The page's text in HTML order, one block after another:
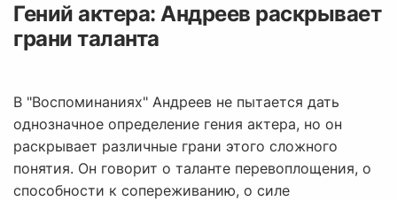
Гений актера: Андреев раскрывает
грани таланта
В "Воспоминаниях" Андреев не пытается дать
однозначное определение гения актера, но он
раскрывает различные грани этого сложного
понятия. Он говорит о таланте перевоплощения, о
способности к сопереживанию, о силе